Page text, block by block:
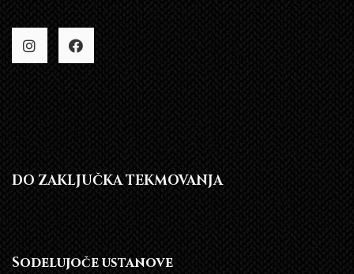
DO ZAKLJUČKA TEKMOVANJA
Sodelujoče ustanove